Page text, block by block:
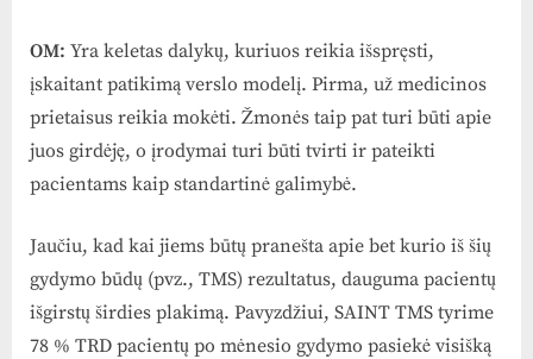
OM: Yra keletas dalykų, kuriuos reikia išspręsti,
įskaitant patikimą verslo modelį. Pirma, už medicinos
prietaisus reikia mokėti. Žmonės taip pat turi būti apie
juos girdėję, o įrodymai turi būti tvirti ir pateikti
pacientams kaip standartinė galimybė.
Jaučiu, kad kai jiems būtų pranešta apie bet kurio iš šių
gydymo būdų (pvz., TMS) rezultatus, dauguma pacientų
išgirstų širdies plakimą. Pavyzdžiui, SAINT TMS tyrime
78 % TRD pacientų po mėnesio gydymo pasiekė visišką